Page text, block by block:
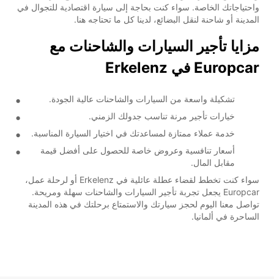
واحتياجاتك الخاصة. سواء كنت بحاجة إلى سيارة اقتصادية للتجوال في
المدينة أو شاحنة لنقل البضائع، لدينا كل ما تحتاجه هنا.
مزايا تأجير السيارات والشاحنات مع
Europcar في Erkelenz
تشكيلة واسعة من السيارات والشاحنات عالية الجودة.
خيارات تأجير مرنة تناسب جدولك الزمني.
خدمة عملاء ممتازة لمساعدتك في اختيار السيارة المناسبة.
أسعار تنافسية وعروض خاصة للحصول على أفضل قيمة
مقابل المال.
سواء كنت تخطط لقضاء عطلة عائلية في Erkelenz أو لرحلة عمل،
Europcar يجعل تجربة تأجير السيارات والشاحنات سهلة ومريحة.
تواصل معنا اليوم لحجز سيارتك والاستمتاع برحلتك في هذه المدينة
الساحرة في ألمانيا.